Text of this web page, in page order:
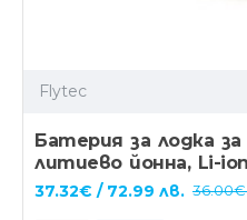
Flytec
Батерия за лодка за
литиево йонна, Li-
37.32€ / 72.99 лв. 36.00€